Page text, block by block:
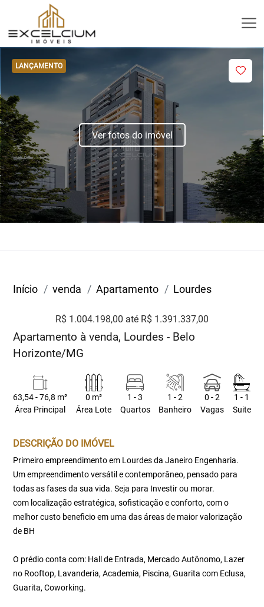
LANÇAMENTO
Ver fotos do imóvel
Início venda Apartamento Lourdes
R$ 1.004.198,00 até R$ 1.391.337,00
Apartamento à venda, Lourdes - Belo
Horizonte/MG
63,54 - 76,8 m²
Área Principal
0 m²
Área Lote
1 - 3
Quartos
1 - 2
Banheiro
0 - 2
Vagas
1 - 1
Suite
DESCRIÇÃO DO IMÓVEL
Primeiro empreendimento em Lourdes da Janeiro Engenharia.
Um empreendimento versátil e contemporâneo, pensado para
todas as fases da sua vida. Seja para Investir ou morar.
com localização estratégica, sofisticação e conforto, com o
melhor custo beneficio em uma das áreas de maior valorização
de BH
O prédio conta com: Hall de Entrada, Mercado Autônomo, Lazer
no Rooftop, Lavanderia, Academia, Piscina, Guarita com Eclusa,
Guarita, Coworking.